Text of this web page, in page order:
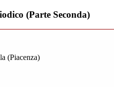
(Parte Seconda)
(Piacenza)